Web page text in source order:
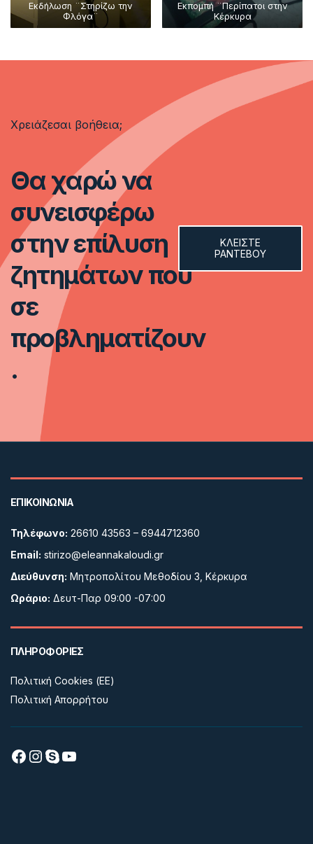
Εκδήλωση ¨Στηρίζω την
Φλόγα¨
Εκπομπή ¨Περίπατοι στην
Κέρκυρα
Χρειάζεσαι βοήθεια;
Θα χαρώ να
συνεισφέρω
στην επίλυση
ζητημάτων που
σε
προβληματίζουν
.
ΚΛΕΙΣTΕ
ΡΑΝΤΕΒΟΥ
ΕΠΙΚΟΙΝΩΝΙΑ
Τηλέφωνο: 26610 43563 – 6944712360
Email: stirizo@eleannakaloudi.gr
Διεύθυνση: Μητροπολίτου Μεθοδίου 3, Κέρκυρα
Ωράριο: Δευτ-Παρ 09:00 -07:00
ΠΛΗΡΟΦΟΡΙΕΣ
Πολιτική Cookies (ΕΕ)
Πολιτική Απορρήτου